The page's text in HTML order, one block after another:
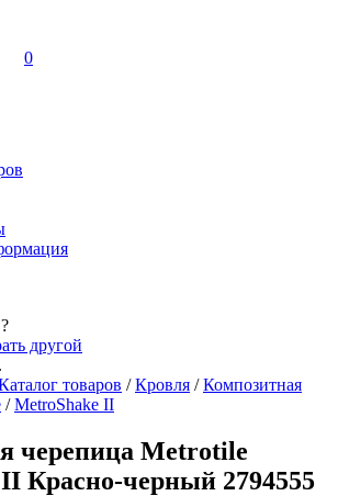
0
другой
товаров / Кровля / Композитная
/ MetroShake II
черепица Metrotile
Красно-черный 2794555